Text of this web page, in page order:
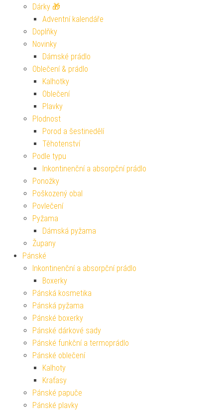
Dárky 🎁
Adventní kalendáře
Doplňky
Novinky
Dámské prádlo
Oblečení & prádlo
Kalhotky
Oblečení
Plavky
Plodnost
Porod a šestinedělí
Těhotenství
Podle typu
Inkontinenční a absorpční prádlo
Ponožky
Poškozený obal
Povlečení
Pyžama
Dámská pyžama
Župany
Pánské
Inkontinenční a absorpční prádlo
Boxerky
Pánská kosmetika
Pánská pyžama
Pánské boxerky
Pánské dárkové sady
Pánské funkční a termoprádlo
Pánské oblečení
Kalhoty
Kraťasy
Pánské papuče
Pánské plavky